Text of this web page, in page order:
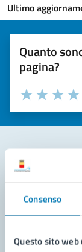
Consenso
Questo sito
Ultimo
Quanto
pagina?
Valuta la
Seleziona il
Valuta
Valuta 2
Valuta 1 stelle
Contatta il
Leggi le